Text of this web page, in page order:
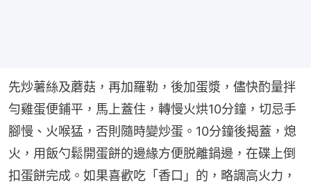
先炒薯絲及蘑菇，再加羅勒，後加蛋漿，儘快酌量拌
勻雞蛋便鋪平，馬上蓋住，轉慢火烘10分鐘，切忌手
腳慢、火喉猛，否則隨時變炒蛋。10分鐘後揭蓋，熄
火，用飯勺鬆開蛋餅的邊緣方便脱離鍋邊，在碟上倒
扣蛋餅完成。如果喜歡吃「香口」的，略調高火力，